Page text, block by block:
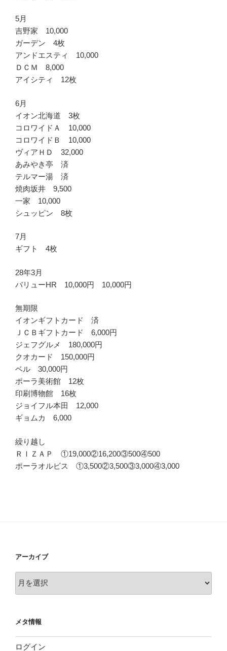
5月
吉野家 10,000
ガーデン 4枚
アンドエスティ 10,000
ＤＣＭ 8,000
アイシティ 12枚
6月
イオン北海道 3枚
コロワイドＡ 10,000
コロワイドＢ 10,000
ヴィアＨＤ 32,000
あみやき亭 済
テルマー湯 済
焼肉坂井 9,500
一家 10,000
シュッピン 8枚
7月
ギフト 4枚
28年3月
バリューHR 10,000円 10,000円
無期限
イオンギフトカード 済
ＪＣＢギフトカード 6,000円
ジェフグルメ 180,000円
クオカード 150,000円
ベル 30,000円
ポーラ美術館 12枚
印刷博物館 16枚
ジョイフル本田 12,000
ギョムカ 6,000
繰り越し
ＲＩＺＡＰ ①19,000②16,200③500④500
ポーラオルビス ①3,500②3,500③3,000④3,000
アーカイブ
ー
ブ
メタ情報
ログイン